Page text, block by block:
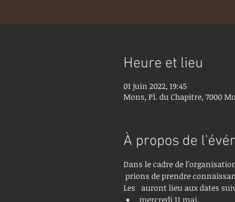
Heure et lieu
01 juin 2022, 19:45
Mons, Pl. du Chapitre, 7000
À propos de
Dans le cadre de
prions de prendre
Les
auront lieu aux dates
mercredi 11 mai,